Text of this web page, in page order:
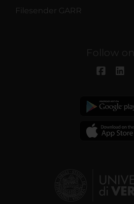
Filesender GARR
Follow on